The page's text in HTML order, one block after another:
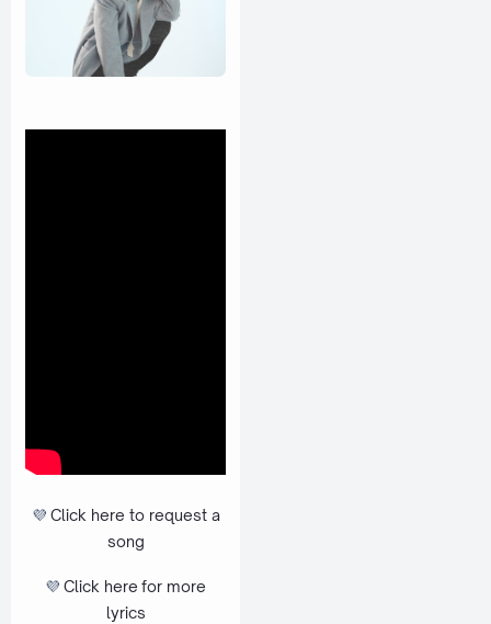
💜 Click here to request a
song
💜 Click here for more
lyrics